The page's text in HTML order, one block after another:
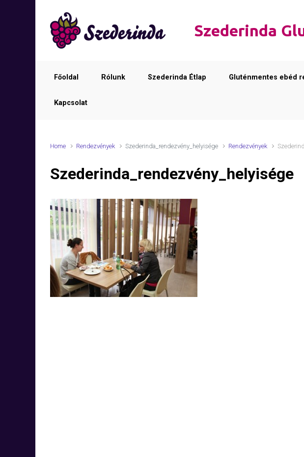
Szederinda
Főoldal Rólunk Szederinda Étlap Gluténmentes ebéd
Kapcsolat
Home Rendezvények Szederinda_rendezvény_helyisége Rendezvények
Szederinda_rendezvény_helyisége